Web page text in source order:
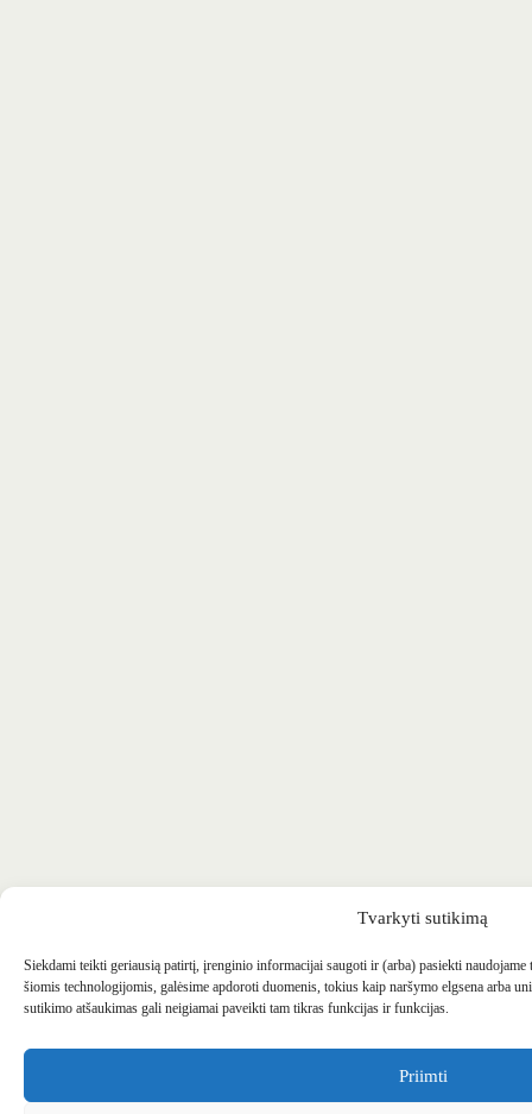
Tvarkyti sutikimą
Siekdami teikti geriausią patirtį, įrenginio informacijai saugoti ir (arba) pasiekti
šiomis technologijomis, galėsime apdoroti duomenis, tokius kaip naršymo elgsena arba
sutikimo atšaukimas gali neigiamai paveikti tam tikras funkcijas ir funkcijas.
Priimti